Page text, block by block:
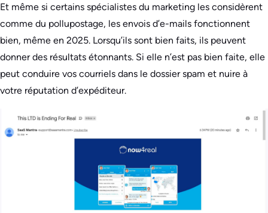
Et même si certains spécialistes du marketing les considèrent
comme du pollupostage, les envois d’e-mails fonctionnent
bien, même en 2025. Lorsqu’ils sont bien faits, ils peuvent
donner des résultats étonnants. Si elle n’est pas bien faite, elle
peut conduire vos courriels dans le dossier spam et nuire à
votre réputation d’expéditeur.